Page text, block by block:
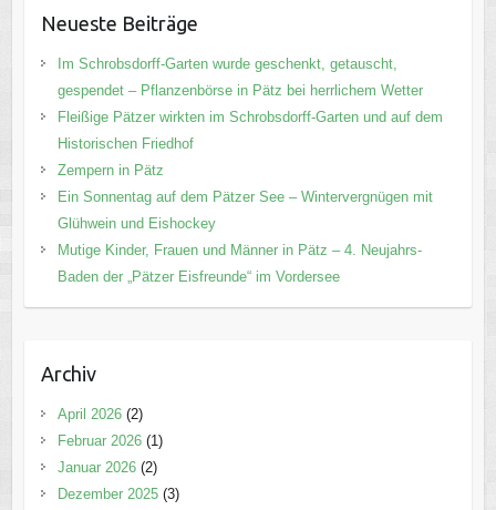
Neueste Beiträge
Im Schrobsdorff-Garten wurde geschenkt, getauscht,
gespendet – Pflanzenbörse in Pätz bei herrlichem Wetter
Fleißige Pätzer wirkten im Schrobsdorff-Garten und auf dem
Historischen Friedhof
Zempern in Pätz
Ein Sonnentag auf dem Pätzer See – Wintervergnügen mit
Glühwein und Eishockey
Mutige Kinder, Frauen und Männer in Pätz – 4. Neujahrs-
Baden der „Pätzer Eisfreunde“ im Vordersee
Archiv
April 2026(2)
Februar 2026(1)
Januar 2026(2)
Dezember 2025(3)